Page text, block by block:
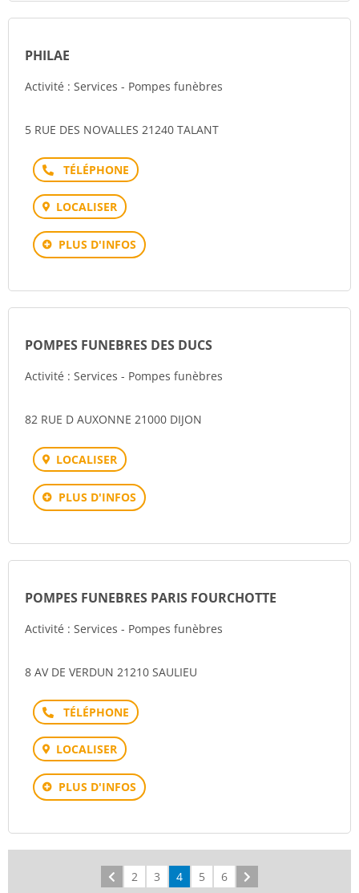
PHILAE
Activité : Services - Pompes funèbres
5 RUE DES NOVALLES 21240 TALANT
Téléphone
LOCALISER
PLUS D'INFOS
POMPES FUNEBRES DES DUCS
Activité : Services - Pompes funèbres
82 RUE D AUXONNE 21000 DIJON
LOCALISER
PLUS D'INFOS
POMPES FUNEBRES PARIS FOURCHOTTE
Activité : Services - Pompes funèbres
8 AV DE VERDUN 21210 SAULIEU
Téléphone
LOCALISER
PLUS D'INFOS
Précédent
2 3 4 5 6